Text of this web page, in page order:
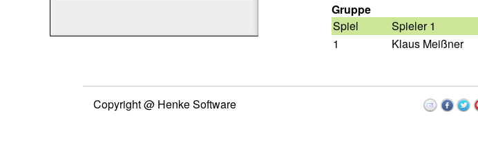
Gruppe
Spiel
Spieler 1
1
Klaus Meißner
Copyright @ Henke Software